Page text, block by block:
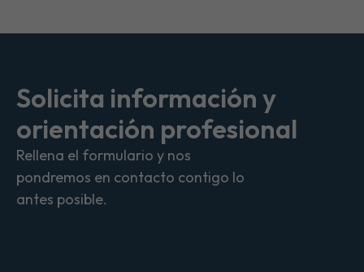
Solicita información y
orientación profesional
Rellena el formulario y nos
pondremos en contacto contigo lo
antes posible.